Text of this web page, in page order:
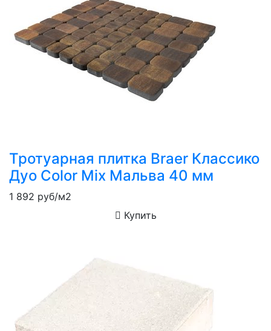
Тротуарная плитка Braer Классико
Дуо Color Mix Мальва 40 мм
1 892 руб/м2
Купить